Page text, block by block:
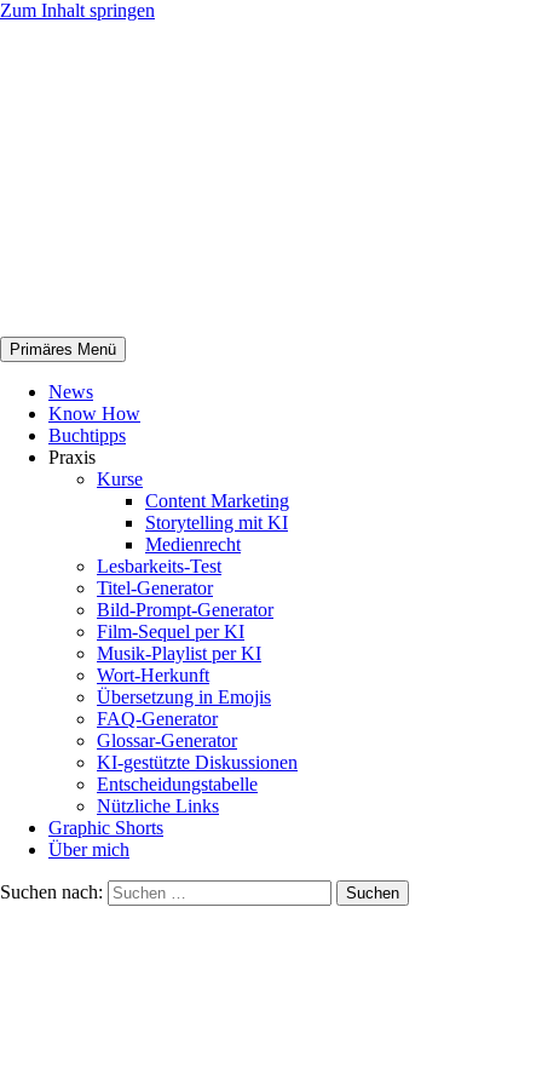
Zum Inhalt springen
netknowhow
Primäres Menü
News
Know How
Buchtipps
Praxis
Kurse
Content Marketing
Storytelling mit KI
Medienrecht
Lesbarkeits-Test
Titel-Generator
Bild-Prompt-Generator
Film-Sequel per KI
Musik-Playlist per KI
Wort-Herkunft
Übersetzung in Emojis
FAQ-Generator
Glossar-Generator
KI-gestützte Diskussionen
Entscheidungstabelle
Nützliche Links
Graphic Shorts
Über mich
Suchen nach: